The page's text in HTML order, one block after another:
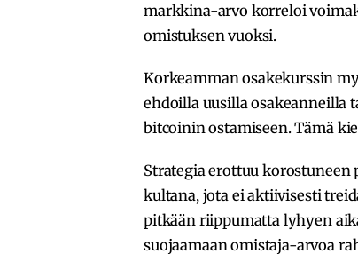
markkina-arvo korreloi
omistuksen vuoksi.
Korkeamman osakekurssin
ehdoilla uusilla osakeanneilla
bitcoinin ostamiseen. Tämä
Strategia erottuu
kultana, jota ei aktiivisesti
pitkään riippumatta lyhyen
suojaamaan omistaja-arvoa